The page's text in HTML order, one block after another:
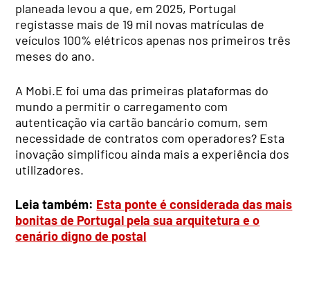
planeada levou a que, em 2025, Portugal
registasse mais de 19 mil novas matrículas de
veículos 100% elétricos apenas nos primeiros três
meses do ano.
A Mobi.E foi uma das primeiras plataformas do
mundo a permitir o carregamento com
autenticação via cartão bancário comum, sem
necessidade de contratos com operadores? Esta
inovação simplificou ainda mais a experiência dos
utilizadores.
Leia também: Esta ponte é considerada das mais
bonitas de Portugal pela sua arquitetura e o
cenário digno de postal